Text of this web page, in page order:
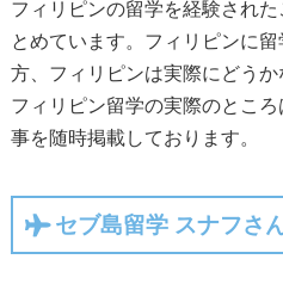
フィリピンの留学を経験され
とめています。フィリピンに
方、フィリピンは実際にどうか
フィリピン留学の実際のとこ
事を随時掲載しております。
セブ島留学 スナフさ